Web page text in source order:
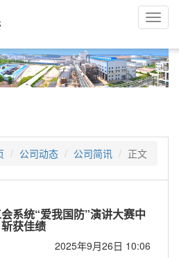
公司动态 公司简讯 正文
系统“爱我国防”演讲大赛中
斩获佳绩
2025年9月26日 10:06